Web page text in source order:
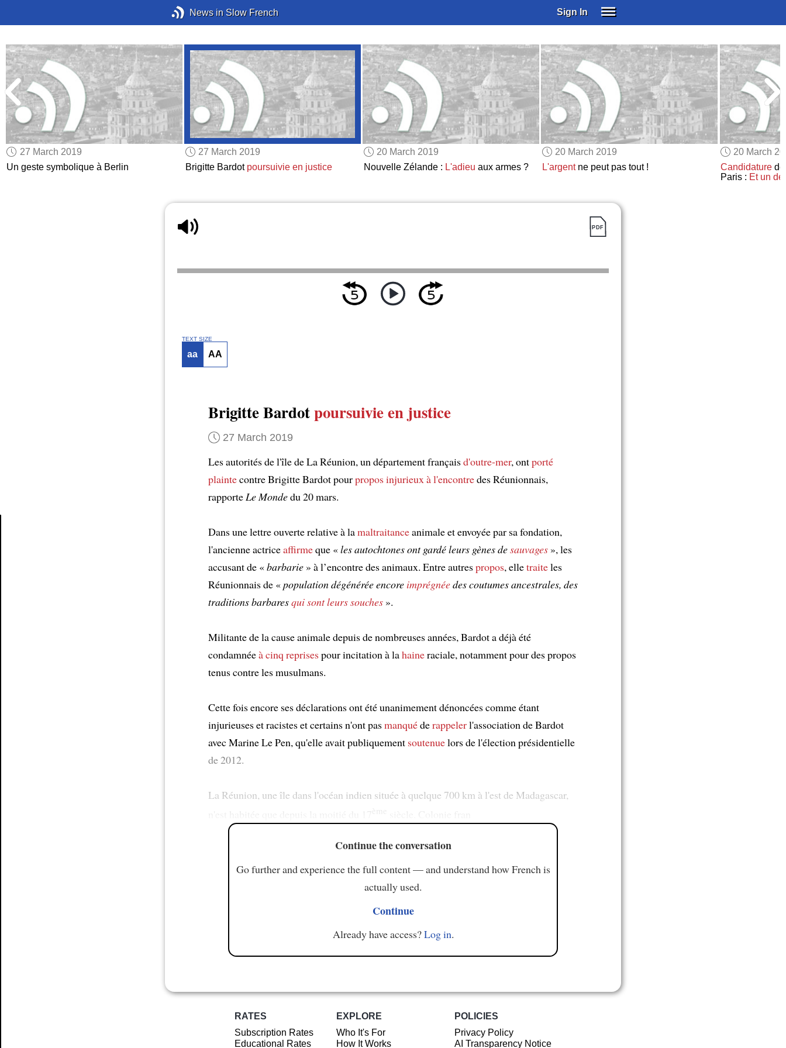
News in Slow French Sign In
SUBSCRIBE
EDUCATIONAL LICENSES
GIFT CARDS
OTHER LANGUAGES
ABOUT US
ALEXA
ADJUST COLORS
27 March 2019
Un geste symbolique à Berlin
27 March 2019
Brigitte Bardot poursuivie en justice
20 March 2019
Nouvelle Zélande : L'adieu aux armes ?
20 March 2019
L'argentne peut pas tout !
20 March
Candidature
Paris : Et un
TEXT SIZE
aa AA
Brigitte Bardotpoursuivie en justice
27 March 2019
Les autorités de l'île de La Réunion, un département françaisd'outre-mer, ontporté
plaintecontre Brigitte Bardot pourpropos injurieux à l'encontredes Réunionnais,
rapporte Le Mondedu 20 mars.
Dans une lettre ouverte relative à lamaltraitanceanimale et envoyée par sa fondation,
l'ancienne actriceaffirmeque «les autochtones ont gardé leurs gènes desauvages », les
accusant de «barbarie » à l’encontre des animaux. Entre autrespropos, elletraiteles
Réunionnais de «population dégénérée encore imprégnéedes coutumes ancestrales, des
traditions barbaresqui sont leurs souches ».
Militante de la cause animale depuis de nombreuses années, Bardot a déjà été
condamnéeà cinq reprisespour incitation à lahaineraciale, notamment pour des propos
tenus contre les musulmans.
Cette fois encore ses déclarations ont été unanimement dénoncées comme étant
injurieuses et racistes et certains n'ont pasmanquéderappelerl'association de Bardot
avec Marine Le Pen, qu'elle avait publiquement soutenuelors de l'élection présidentielle
de 2012.
La Réunion, une île dans l'océan indien située à quelque 700 km à l'est de Madagascar,
Continue the conversation
Go further and experience the full content — and understand how French is
actually used.
Continue
Already have access?Log in.
RATES
Subscription Rates
Educational Rates
EXPLORE
Who It's For
How It Works
POLICIES
Privacy Policy
AI Transparency Notice